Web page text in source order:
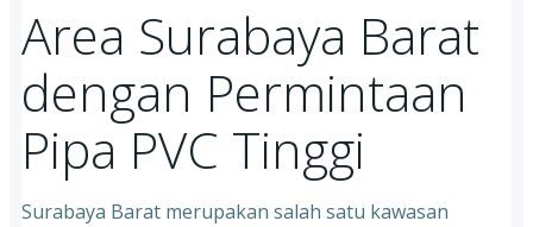
Area Surabaya Barat
dengan Permintaan
Pipa PVC Tinggi
Surabaya Barat merupakan salah satu kawasan